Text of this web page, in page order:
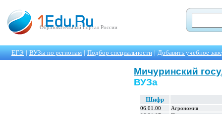
Образовательный портал России
ЕГЭ | ВУЗы по регионам | Подбор специальности | Добавить учебное
Мичуринский
ВУЗа
Шифр
06.01.00
Агрономия